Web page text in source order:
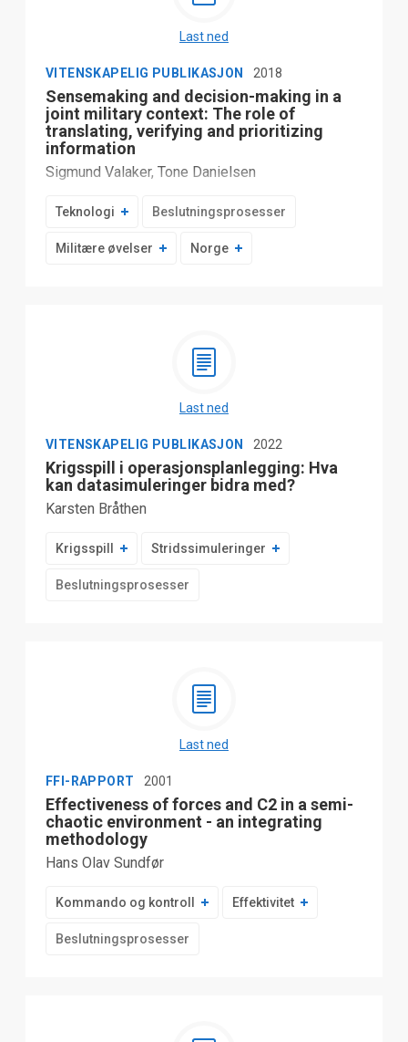
Last ned
VITENSKAPELIG PUBLIKASJON 2018
Sensemaking and decision-making in a
joint military context: The role of
translating, verifying and prioritizing
information
Sigmund Valaker, Tone Danielsen
Teknologi Beslutningsprosesser
Militære øvelser Norge
Last ned
VITENSKAPELIG PUBLIKASJON 2022
Krigsspill i operasjonsplanlegging: Hva
kan datasimuleringer bidra med?
Karsten Bråthen
Krigsspill Stridssimuleringer
Beslutningsprosesser
Last ned
FFI-RAPPORT 2001
Effectiveness of forces and C2 in a semi-
chaotic environment - an integrating
methodology
Hans Olav Sundfør
Kommando og kontroll Effektivitet
Beslutningsprosesser